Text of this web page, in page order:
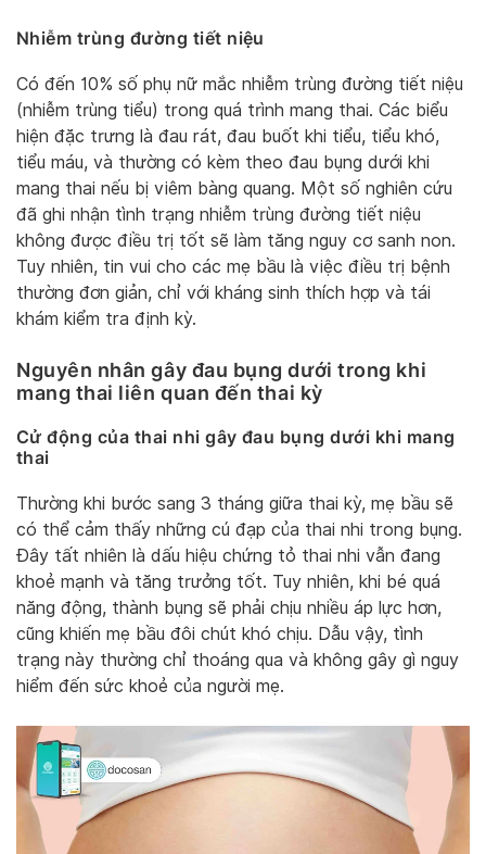
Nhiễm trùng đường tiết niệu
Có đến 10% số phụ nữ mắc nhiễm trùng đường tiết niệu
(nhiễm trùng tiểu) trong quá trình mang thai. Các biểu
hiện đặc trưng là đau rát, đau buốt khi tiểu, tiểu khó,
tiểu máu, và thường có kèm theo đau bụng dưới khi
mang thai nếu bị viêm bàng quang. Một số nghiên cứu
đã ghi nhận tình trạng nhiễm trùng đường tiết niệu
không được điều trị tốt sẽ làm tăng nguy cơ sanh non.
Tuy nhiên, tin vui cho các mẹ bầu là việc điều trị bệnh
thường đơn giản, chỉ với kháng sinh thích hợp và tái
khám kiểm tra định kỳ.
Nguyên nhân gây đau bụng dưới trong khi
mang thai liên quan đến thai kỳ
Cử động của thai nhi gây đau bụng dưới khi mang
thai
Thường khi bước sang 3 tháng giữa thai kỳ, mẹ bầu sẽ
có thể cảm thấy những cú đạp của thai nhi trong bụng.
Đây tất nhiên là dấu hiệu chứng tỏ thai nhi vẫn đang
khoẻ mạnh và tăng trưởng tốt. Tuy nhiên, khi bé quá
năng động, thành bụng sẽ phải chịu nhiều áp lực hơn,
cũng khiến mẹ bầu đôi chút khó chịu. Dẫu vậy, tình
trạng này thường chỉ thoáng qua và không gây gì nguy
hiểm đến sức khoẻ của người mẹ.